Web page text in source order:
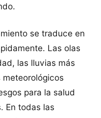
se traduce en
Las olas
las lluvias más
para la salud
En todas las